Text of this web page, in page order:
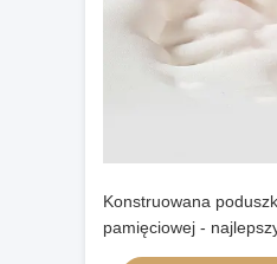
Konstruowana
pamięciowej -
śpiących na plecach